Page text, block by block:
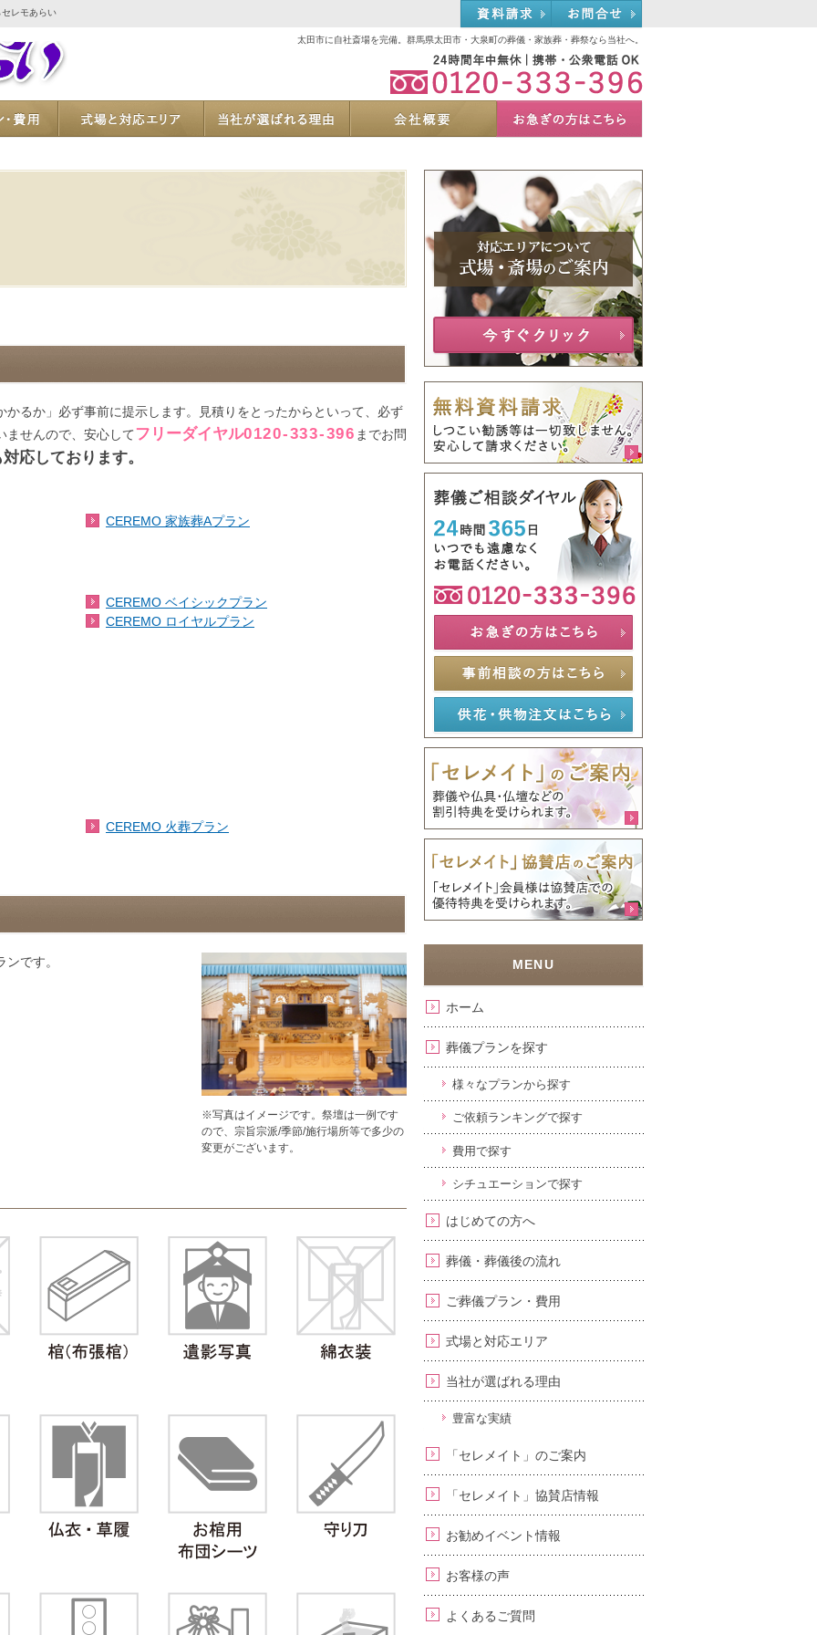
太田市に自社斎場を完備。群馬県太田市・大泉町の葬儀・家族葬・葬祭なら当社へ。
レモあらい
るか」必ず事前に提示します。見積りをとったからといって、必ず
ませんので、安心してフリーダイヤル0120-333-396 までお問
応しております。
CEREMO 家族葬Aプラン
CEREMO ベイシックプラン
CEREMO ロイヤルプラン
CEREMO 火葬プラン
です。
※写真はイメージです。祭壇は一例です
ので、宗旨宗派/季節/施行場所等で多少の
変更がございます。
ホーム
葬儀プランを探す
様々なプランから探す
ご依頼ランキングで探す
費用で探す
シチュエーションで探す
はじめての方へ
葬儀・葬儀後の流れ
ご葬儀プラン・費用
式場と対応エリア
当社が選ばれる理由
豊富な実績
「セレメイト」のご案内
「セレメイト」協賛店情報
お勧めイベント情報
お客様の声
よくあるご質問
資料請求